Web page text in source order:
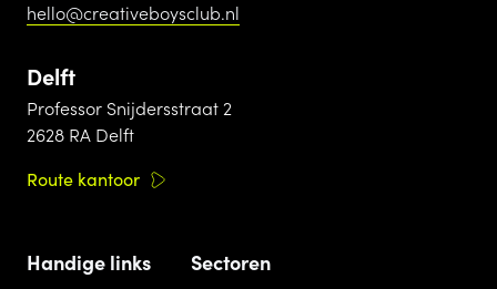
hello@creativeboysclub.nl
Delft
Professor Snijdersstraat 2
2628 RA Delft
Route kantoor
Handige links Sectoren